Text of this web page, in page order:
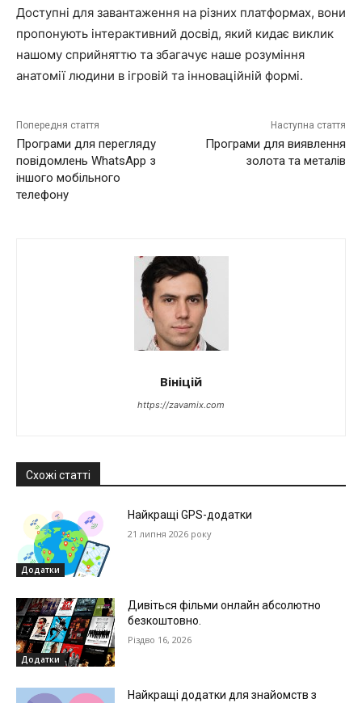
Доступні для завантаження на різних платформах, вони
пропонують інтерактивний досвід, який кидає виклик
нашому сприйняттю та збагачує наше розуміння
анатомії людини в ігровій та інноваційній формі.
Попередня стаття
Програми для перегляду
повідомлень WhatsApp з
іншого мобільного
телефону
Наступна стаття
Програми для виявлення
золота та металів
Вініцій
https://zavamix.com
Схожі статті
Додатки
Найкращі GPS-додатки
21 липня 2026 року
Додатки
Дивіться фільми онлайн абсолютно
безкоштовно.
Різдво 16, 2026
Найкращі додатки для знайомств з